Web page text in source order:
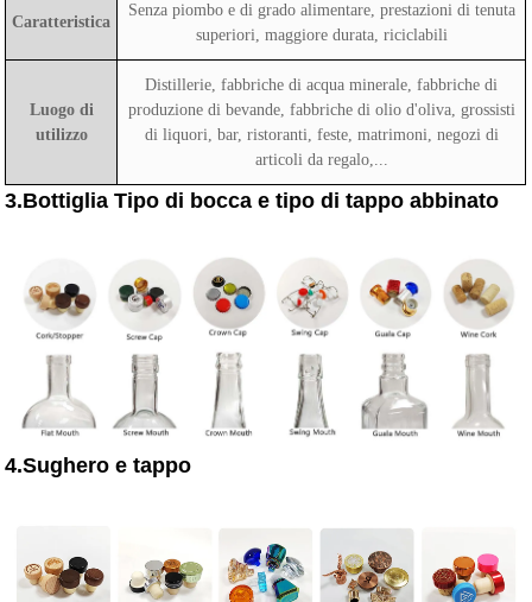
Caratteristica
Senza piombo e di grado alimentare, prestazioni di tenuta
superiori, maggiore durata, riciclabili
Luogo di
utilizzo
Distillerie, fabbriche di acqua minerale, fabbriche di
produzione di bevande, fabbriche di olio d'oliva, grossisti
di liquori, bar, ristoranti, feste, matrimoni, negozi di
articoli da regalo,...
3.Bottiglia Tipo di bocca e tipo di tappo abbinato
4.Sughero e tappo